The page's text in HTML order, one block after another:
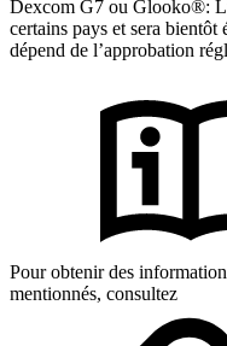
Dexcom G7 ou Glooko®:
certains pays et sera bientôt
dépend de l’approbation
Pour obtenir des
mentionnés, consultez